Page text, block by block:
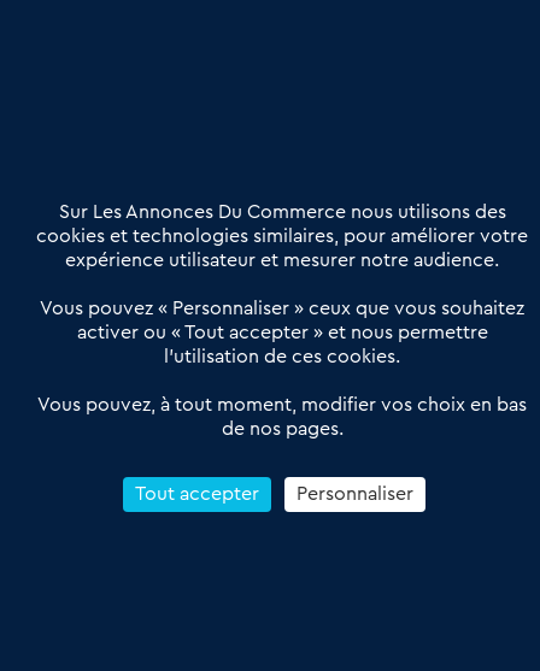
Offres Pro
Actualités
Qui sommes nous ?
Derniers articles
Réseau 3C : un partenaire national dédié aux transactions
Petitscommerces : Un partenariat au service du commerce de
proximité et des territoires
Reprendre un Restaurant Rapide
Sur Les Annonces Du Commerce nous utilisons des
cookies et technologies similaires, pour améliorer votre
expérience utilisateur et mesurer notre audience.
Vous pouvez « Personnaliser » ceux que vous souhaitez
activer ou « Tout accepter » et nous permettre
l’utilisation de ces cookies.
Vous pouvez, à tout moment, modifier vos choix en bas
de nos pages.
Tout accepter Personnaliser